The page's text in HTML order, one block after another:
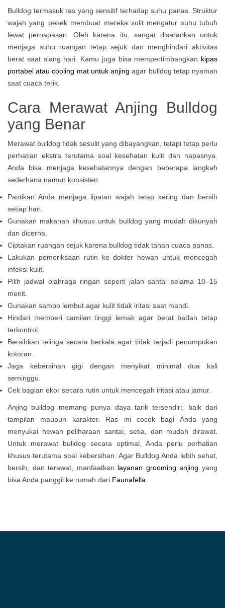
Bulldog termasuk ras yang sensitif terhadap suhu panas. Struktur
wajah yang pesek membuat mereka sulit mengatur suhu tubuh
lewat pernapasan. Oleh karena itu, sangat disarankan untuk
menjaga suhu ruangan tetap sejuk dan menghindari aktivitas
berat saat siang hari. Kamu juga bisa mempertimbangkan kipas
portabel atau cooling mat untuk anjing agar bulldog tetap nyaman
saat cuaca terik.
Cara Merawat Anjing Bulldog
yang Benar
Merawat bulldog tidak sesulit yang dibayangkan, tetapi tetap perlu
perhatian ekstra terutama soal kesehatan kulit dan napasnya.
Anda bisa menjaga kesehatannya dengan beberapa langkah
sederhana namun konsisten.
Pastikan Anda menjaga lipatan wajah tetap kering dan bersih
setiap hari.
Gunakan makanan khusus untuk bulldog yang mudah dikunyah
dan dicerna.
Ciptakan ruangan sejuk karena bulldog tidak tahan cuaca panas.
Lakukan pemeriksaan rutin ke dokter hewan untuk mencegah
infeksi kulit.
Pilih jadwal olahraga ringan seperti jalan santai selama 10–15
menit.
Gunakan sampo lembut agar kulit tidak iritasi saat mandi.
Hindari memberi camilan tinggi lemak agar berat badan tetap
terkontrol.
Bersihkan telinga secara berkala agar tidak terjadi penumpukan
kotoran.
Jaga kebersihan gigi dengan menyikat minimal dua kali
seminggu.
Cek bagian ekor secara rutin untuk mencegah iritasi atau jamur.
Anjing bulldog memang punya daya tarik tersendiri, baik dari
tampilan maupun karakter. Ras ini cocok bagi Anda yang
menyukai hewan peliharaan santai, setia, dan mudah dirawat.
Untuk merawat bulldog secara optimal, Anda perlu perhatian
khusus terutama soal kebersihan. Agar Bulldog Anda lebih sehat,
bersih, dan terawat, manfaatkan layanan grooming anjing yang
bisa Anda panggil ke rumah dari Faunafella